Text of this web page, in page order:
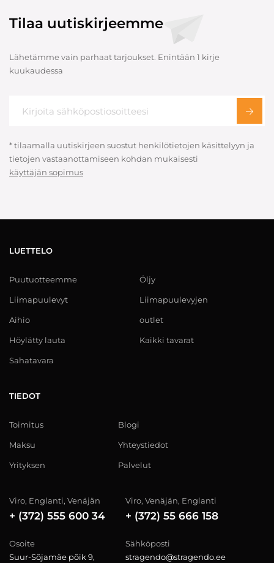
Tilaa uutiskirjeemme
Lähetämme vain parhaat tarjoukset. Enintään 1 kirje
kuukaudessa
* tilaamalla uutiskirjeen suostut henkilötietojen käsittelyyn ja
tietojen vastaanottamiseen kohdan mukaisesti
käyttäjän sopimus
LUETTELO
Puutuotteemme
Liimapuulevyt
Aihio
Höylätty lauta
Sahatavara
Öljy
Liimapuulevyjen
outlet
Kaikki tavarat
TIEDOT
Toimitus
Maksu
Yrityksen
Blogi
Yhteystiedot
Palvelut
Viro, Englanti, Venäjän
+ (372) 555 600 34
Viro, Venäjän, Englanti
+ (372) 55 666 158
Osoite
Suur-Sõjamäe põik 9,
Sähköposti
stragendo@stragendo.ee